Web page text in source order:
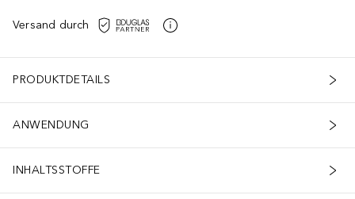
Versand durch
PRODUKTDETAILS
ANWENDUNG
INHALTSSTOFFE